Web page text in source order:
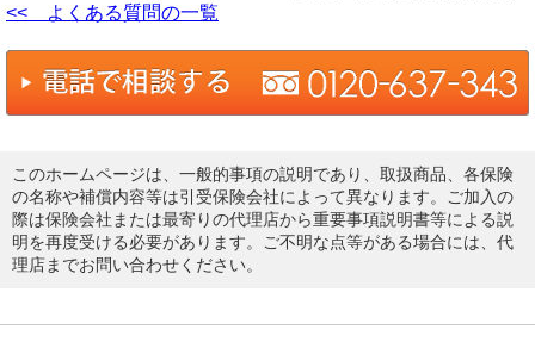
<< よくある質問の一覧
このホームページは、一般的事項の説明であり、取扱商品、各保険
の名称や補償内容等は引受保険会社によって異なります。ご加入の
際は保険会社または最寄りの代理店から重要事項説明書等による説
明を再度受ける必要があります。ご不明な点等がある場合には、代
理店までお問い合わせください。